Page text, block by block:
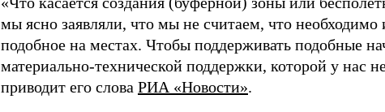
мы ясно заявляли, что мы не считаем, что необходимо
подобное на местах. Чтобы поддерживать подобные
материально-технической поддержки, которой у нас
приводит его слова РИА «Новости».